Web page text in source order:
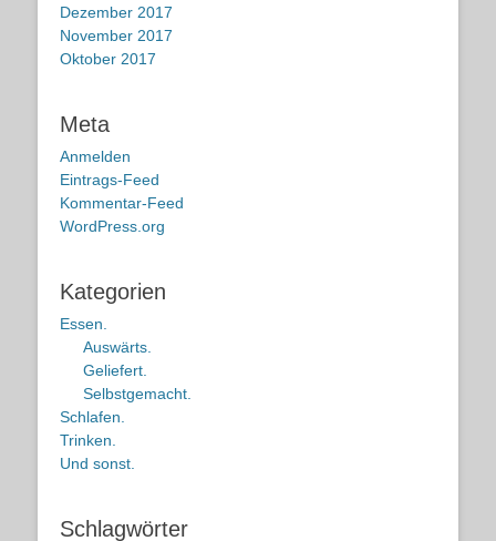
Dezember 2017
November 2017
Oktober 2017
Meta
Anmelden
Eintrags-Feed
Kommentar-Feed
WordPress.org
Kategorien
Essen.
Auswärts.
Geliefert.
Selbstgemacht.
Schlafen.
Trinken.
Und sonst.
Schlagwörter